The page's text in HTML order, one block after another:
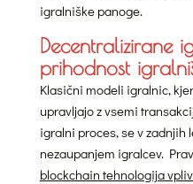
igralniške panoge.
Decentralizirane
prihodnost
Klasični modeli igralnic,
upravljajo z vsemi
igralni proces, se v zadnjih
nezaupanjem igralcev.
blockchain tehnologija